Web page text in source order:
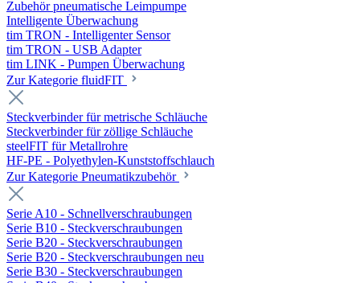
Zubehör pneumatische Leimpumpe
Intelligente Überwachung
tim TRON - Intelligenter Sensor
tim TRON - USB Adapter
tim LINK - Pumpen Überwachung
Zur Kategorie fluidFIT
Steckverbinder für metrische Schläuche
Steckverbinder für zöllige Schläuche
steelFIT für Metallrohre
HF-PE - Polyethylen-Kunststoffschlauch
Zur Kategorie Pneumatikzubehör
Serie A10 - Schnellverschraubungen
Serie B10 - Steckverschraubungen
Serie B20 - Steckverschraubungen
Serie B20 - Steckverschraubungen neu
Serie B30 - Steckverschraubungen